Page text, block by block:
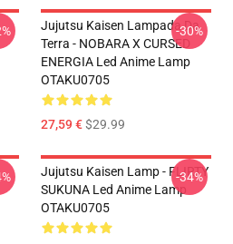
Jujutsu Kaisen Lampada Da
Terra - NOBARA X CURSED
ENERGIA Led Anime Lamp
OTAKU0705
27,59 €$29.99
-30%
Jujutsu Kaisen Lamp - FLIRTY
SUKUNA Led Anime Lamp
OTAKU0705
-34%